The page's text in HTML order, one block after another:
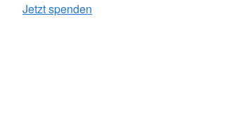
Jetzt spenden